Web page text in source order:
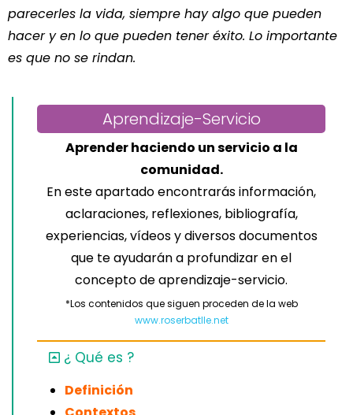
parecerles la vida, siempre hay algo que pueden
hacer y en lo que pueden tener éxito. Lo importante
es que no se rindan.
Aprendizaje-Servicio
Aprender haciendo un servicio a la
comunidad.
En este apartado encontrarás información,
aclaraciones, reflexiones, bibliografía,
experiencias, vídeos y diversos documentos
que te ayudarán a profundizar en el
concepto de aprendizaje-servicio.
*Los contenidos que siguen proceden de la web
www.roserbatlle.net
¿ Qué es ?
Definición